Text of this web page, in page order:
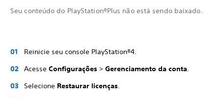
Seu conteúdo do PlayStation®Plus não está sendo baixado.
Reinicie seu console PlayStation®4.
Acesse Configurações > Gerenciamento da conta.
Selecione Restaurar licenças.